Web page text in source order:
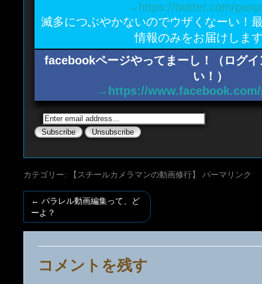
→https://twitter.com/
滅多につぶやかないのでウザくなーい！
情報のみをお届けしま
facebookページやってまーし！（ログ
い！）
→https://
カテゴリー: 【スチールカメラマンの動画修行】 パーマリンク
← パラレル動画編集って、ど
ーよ？
コメントを残す